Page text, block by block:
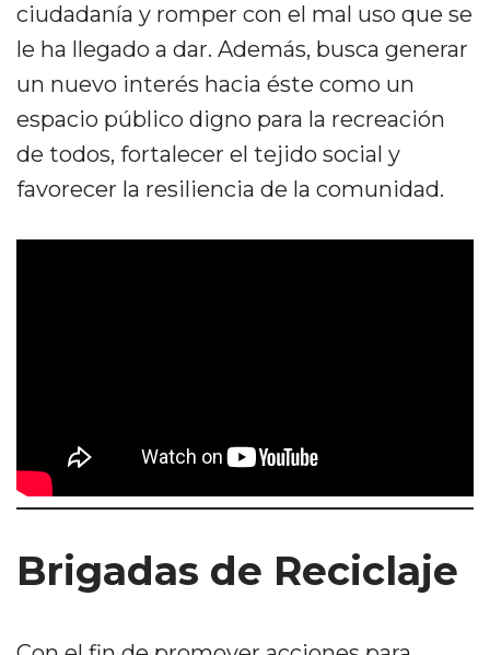
ciudadanía y romper con el mal uso que se
le ha llegado a dar. Además, busca generar
un nuevo interés hacia éste como un
espacio público digno para la recreación
de todos, fortalecer el tejido social y
favorecer la resiliencia de la comunidad.
Brigadas de Reciclaje